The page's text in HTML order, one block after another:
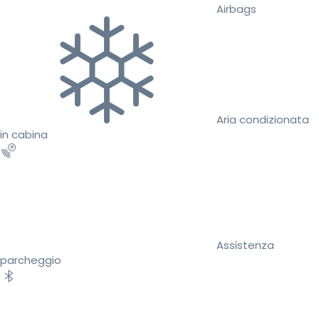
Airbags
Aria condizionata
in cabina
Assistenza
parcheggio